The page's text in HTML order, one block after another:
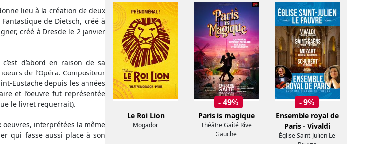
lieu à la création de deux
de Dietsch, créé à
créé à Dresde le 2 janvier
d’abord en raison de sa
de l’Opéra. Compositeur
Eustache depuis les années
et l’oeuvre fut représentée
le livret requerrait).
interprétées la même
qui fasse aussi place à son
Le Roi Lion
Mogador
- 49%
Paris is magique
Théâtre Gaîté Rive
Gauche
- 9%
Ensemble royal de
Paris - Vivaldi
Église Saint-Julien Le